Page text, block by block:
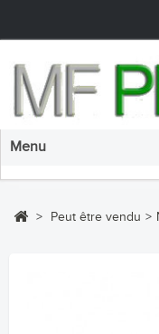
Menu
> Peut être vendu >